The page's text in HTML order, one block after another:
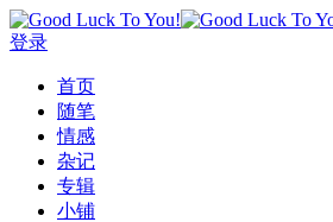
登录
首页
随笔
情感
杂记
专辑
小铺